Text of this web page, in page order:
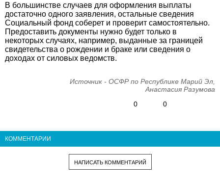
В большинстве случаев для оформления выплаты
достаточно одного заявления, остальные сведения
Социальный фонд соберет и проверит самостоятельно.
Предоставить документы нужно будет только в
некоторых случаях, например, выданные за границей
свидетельства о рождении и браке или сведения о
доходах от силовых ведомств.
Источник - ОСФР по Республике Марий Эл,
Анастасия Разумова
0
0
КОММЕНТАРИИ
НАПИСАТЬ КОММЕНТАРИЙ